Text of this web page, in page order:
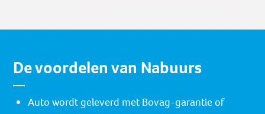
De voordelen van Nabuurs
Auto wordt geleverd met Bovag-garantie of